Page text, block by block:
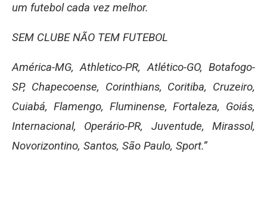
um futebol cada vez melhor.
SEM CLUBE NÃO TEM FUTEBOL
América-MG, Athletico-PR, Atlético-GO, Botafogo-
SP, Chapecoense, Corinthians, Coritiba, Cruzeiro,
Cuiabá, Flamengo, Fluminense, Fortaleza, Goiás,
Internacional, Operário-PR, Juventude, Mirassol,
Novorizontino, Santos, São Paulo, Sport.”